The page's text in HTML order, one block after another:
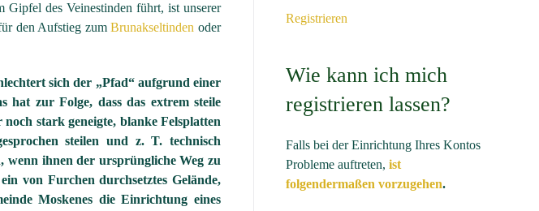
Gipfel des Veinestinden führt, ist unserer
den Aufstieg zumBrunakseltinden oder
sich der „Pfad“ aufgrund einer
hat zur Folge, dass das extrem steile
stark geneigte, blanke Felsplatten
steilen und z. T. technisch
wenn ihnen der ursprüngliche Weg zu
von Furchen durchsetztes Gelände,
Moskenes die Einrichtung eines
Registrieren
Wie kann ich mich
registrieren lassen?
Falls bei der Einrichtung Ihres Kontos
Probleme auftreten, ist
folgendermaßen vorzugehen.